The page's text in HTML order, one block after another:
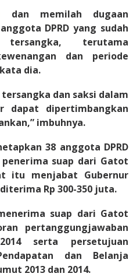
dan memilah dugaan
DPRD yang sudah
terutama
dan periode
dia.
dan saksi dalam
dapat dipertimbangkan
imbuhnya.
38 anggota DPRD
penerima suap dari Gatot
itu menjabat Gubernur
Rp 300-350 juta.
suap dari Gatot
pertanggungjawaban
serta persetujuan
dan Belanja
2013 dan 2014.